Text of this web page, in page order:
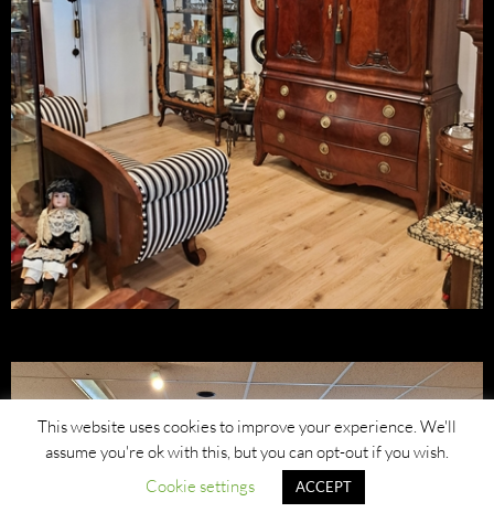
This website uses cookies to improve your experience. We'll
assume you're ok with this, but you can opt-out if you wish.
Cookie settings
ACCEPT